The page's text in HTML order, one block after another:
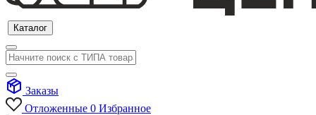
Каталог
Заказы
Отложенные 0 Избранное